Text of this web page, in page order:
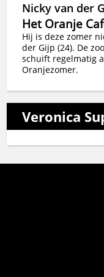
Nicky van der
Het Oranje
Hij is deze zomer
der Gijp (24). De
schuift regelmatig
Oranjezomer.
Veronica